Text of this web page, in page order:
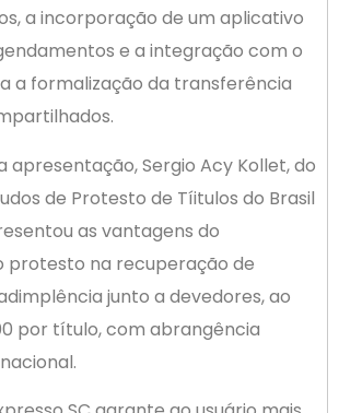
a incorporação de um aplicativo
e a integração com o
a formalização da transferência
apresentação, Sergio Acy Kollet, do
de Protesto de Tíitulos do Brasil
as vantagens do
protesto na recuperação de
junto a devedores, ao
por título, com abrangência